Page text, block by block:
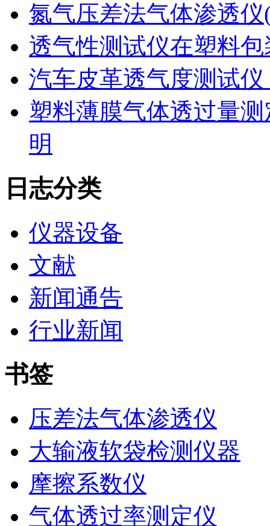
氮气压差法气体渗透
透气性测试仪在塑料
汽车皮革透气度测试
塑料薄膜气体透过量
明
日志分类
仪器设备
文献
新闻通告
行业新闻
书签
压差法气体渗透仪
大输液软袋检测仪器
摩擦系数仪
气体透过率测定仪